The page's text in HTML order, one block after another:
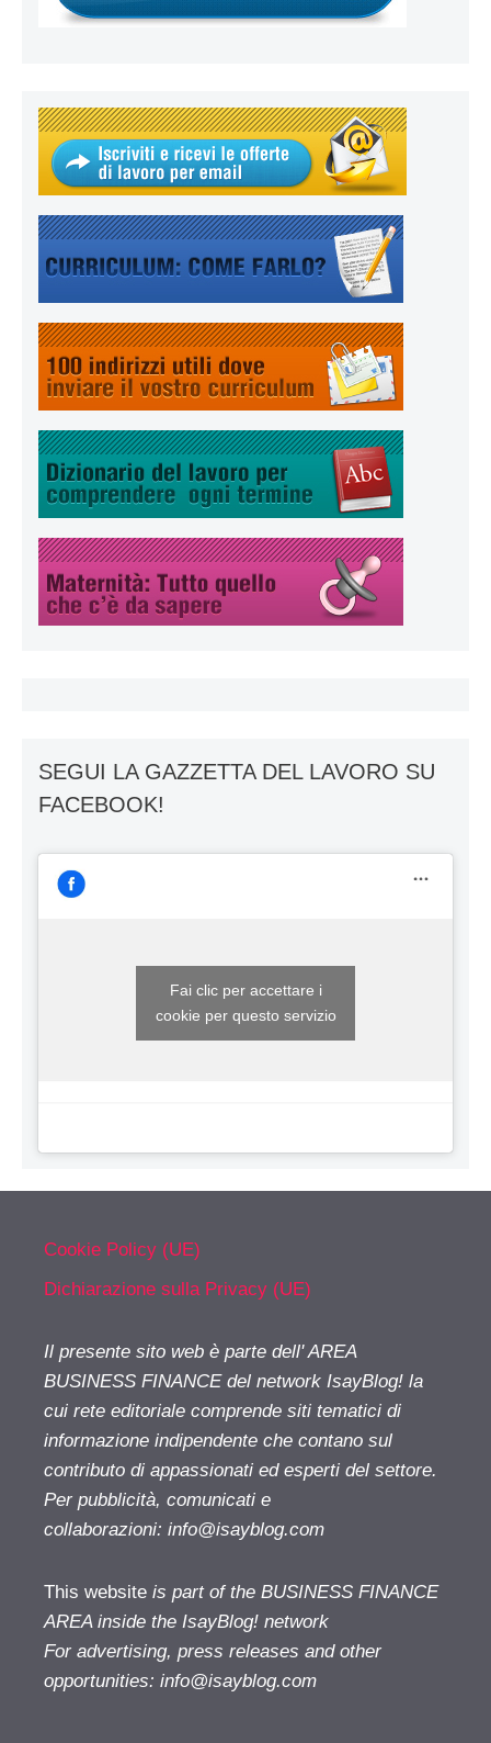
SEGUI LA GAZZETTA DEL LAVORO SU
FACEBOOK!
Fai clic per accettare i
cookie per questo servizio
Cookie Policy (UE)
Dichiarazione sulla Privacy (UE)
Il presente sito web è parte dell' AREA
BUSINESS FINANCE del network IsayBlog! la
cui rete editoriale comprende siti tematici di
informazione indipendente che contano sul
contributo di appassionati ed esperti del settore.
Per pubblicità, comunicati e
collaborazioni: info@isayblog.com
This website is part of the BUSINESS FINANCE
AREA inside the IsayBlog! network
For advertising, press releases and other
opportunities: info@isayblog.com